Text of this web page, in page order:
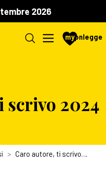
2026
mypnlegge
scrivo 2024
Caro autore, ti scrivo…